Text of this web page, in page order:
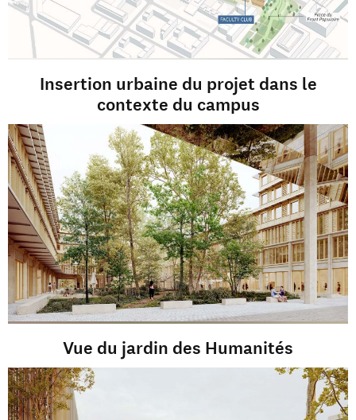
Insertion urbaine du projet dans le
contexte du campus
Vue du jardin des Humanités